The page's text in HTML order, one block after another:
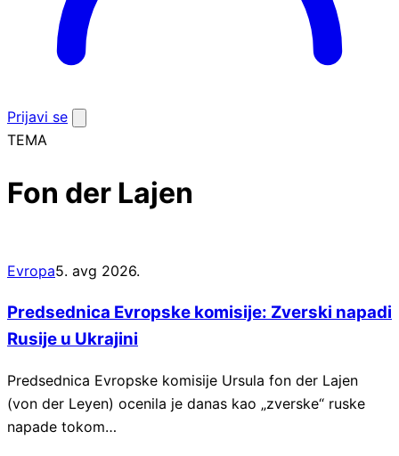
Prijavi se
pretragu
TEMA
Fon der Lajen
Evropa5. avg 2026.
Predsednica Evropske komisije: Zverski napadi
Rusije u Ukrajini
Predsednica Evropske komisije Ursula fon der Lajen
(von der Leyen) ocenila je danas kao „zverske“ ruske
napade tokom…